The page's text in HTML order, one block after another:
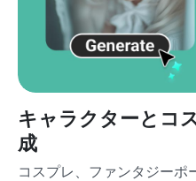
キャラクターとコ
成
コスプレ、ファンタジーポ